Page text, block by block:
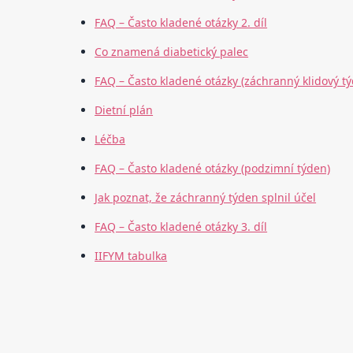
FAQ – Často kladené otázky 2. díl
Co znamená diabetický palec
FAQ – Často kladené otázky (záchranný klidový
Dietní plán
Léčba
FAQ – Často kladené otázky (podzimní týden)
Jak poznat, že záchranný týden splnil účel
FAQ – Často kladené otázky 3. díl
IIFYM tabulka